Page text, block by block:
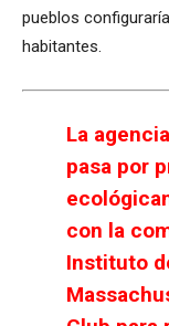
pueblos
habitantes.
La
pasa por
con la
Instituto